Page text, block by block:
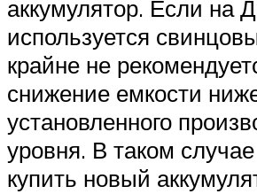
аккумулятор. Если на
используется
крайне не
снижение емкости
установленного
уровня. В таком
купить новый